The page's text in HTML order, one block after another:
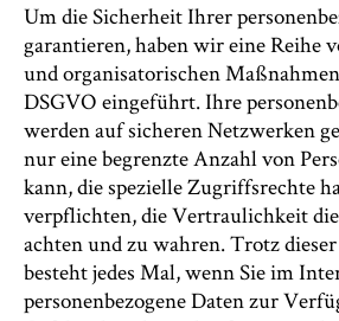
Um die Sicherheit Ihrer
garantieren, haben wir eine Reihe
und organisatorischen
DSGVO eingeführt. Ihre
werden auf sicheren Netzwerken
nur eine begrenzte Anzahl von
kann, die spezielle Zugriffsrechte
verpflichten, die Vertraulichkeit
achten und zu wahren. Trotz
besteht jedes Mal, wenn Sie im
personenbezogene Daten zur